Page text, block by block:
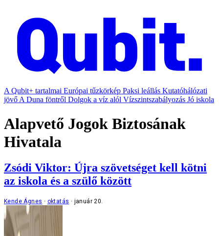
A Qubit+ tartalmai Európai tűzkörkép Paksi leállás Kutatóhálózati
jövő A Duna föntről Dolgok a víz alól Vízszintszabályozás Jó iskola
Alapvető Jogok Biztosának
Hivatala
Zsódi Viktor: Újra szövetséget kell kötni
az iskola és a szülő között
Kende Ágnes oktatás január 20.